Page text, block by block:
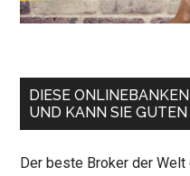
DIESE
UND KANN SIE
Der beste Broker der